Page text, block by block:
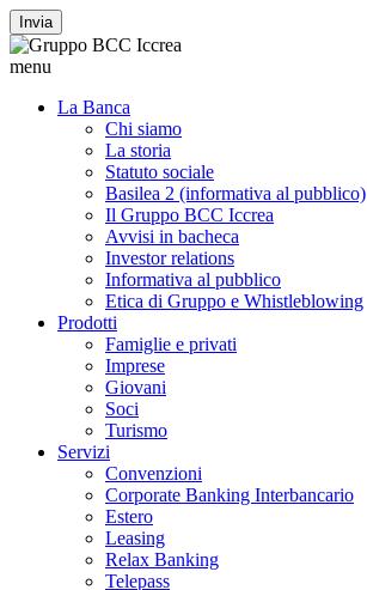
Invia
menu
La Banca
Chi siamo
La storia
Statuto sociale
Basilea 2 (informativa al pubblico)
Il Gruppo BCC Iccrea
Avvisi in bacheca
Investor relations
Informativa al pubblico
Etica di Gruppo e Whistleblowing
Prodotti
Famiglie e privati
Imprese
Giovani
Soci
Turismo
Servizi
Convenzioni
Corporate Banking Interbancario
Estero
Leasing
Relax Banking
Telepass